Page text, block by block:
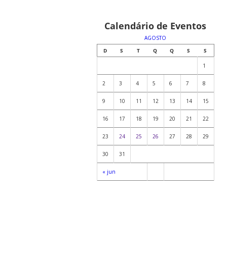
Calendário de Eventos
AGOSTO
D
S T Q Q S S
« jun
1
2 3 4 5 6 7 8
9 10 11 12 13 14 15
16 17 18 19 20 21 22
23 24 25 26 27 28 29
30 31